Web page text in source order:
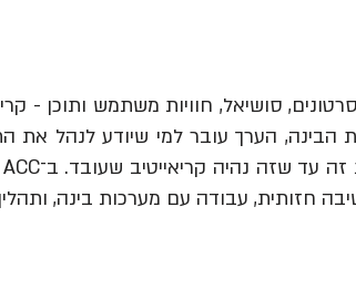
סושיאל, חוויות משתמש ותוכן -
הבינה, הערך עובר למי שיודע לנהל את
חזותית, עבודה עם מערכות בינה,